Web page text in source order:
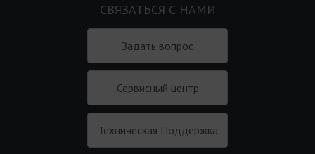
СВЯЗАТЬСЯ С НАМИ
Задать вопрос
Сервисный центр
Техническая Поддержка